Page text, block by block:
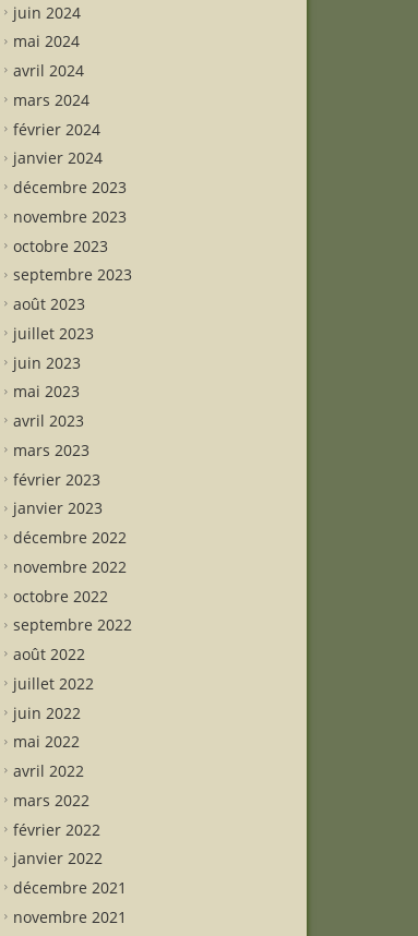
juin 2024
mai 2024
avril 2024
mars 2024
février 2024
janvier 2024
décembre 2023
novembre 2023
octobre 2023
septembre 2023
août 2023
juillet 2023
juin 2023
mai 2023
avril 2023
mars 2023
février 2023
janvier 2023
décembre 2022
novembre 2022
octobre 2022
septembre 2022
août 2022
juillet 2022
juin 2022
mai 2022
avril 2022
mars 2022
février 2022
janvier 2022
décembre 2021
novembre 2021